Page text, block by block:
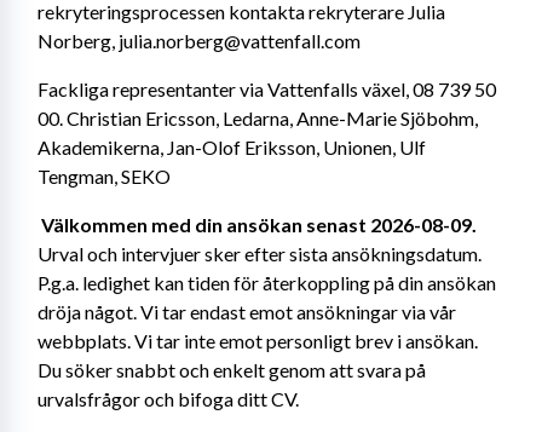
rekryteringsprocessen kontakta rekryterare Julia
Norberg, julia.norberg@vattenfall.com
Fackliga representanter via Vattenfalls växel, 08 739 50
00. Christian Ericsson, Ledarna, Anne-Marie Sjöbohm,
Akademikerna, Jan-Olof Eriksson, Unionen, Ulf
Tengman, SEKO
Välkommen med din ansökan senast 2026-08-09.
Urval och intervjuer sker efter sista ansökningsdatum.
P.g.a. ledighet kan tiden för återkoppling på din ansökan
dröja något. Vi tar endast emot ansökningar via vår
webbplats. Vi tar inte emot personligt brev i ansökan.
Du söker snabbt och enkelt genom att svara på
urvalsfrågor och bifoga ditt CV.